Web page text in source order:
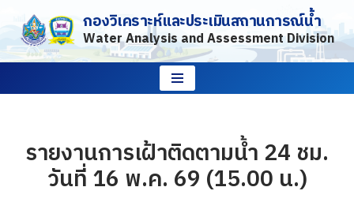
Skip
to
กองวิเคราะห์และประเมินสถานการณ์น้ำ
Water Analysis and Assessment Division
รายงานการเฝ้าติดตามน้ำ 24 ชม.
วันที่ 16 พ.ค. 69 (15.00 น.)